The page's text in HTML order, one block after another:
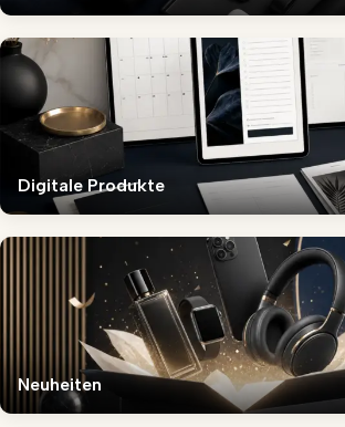
Digitale Produkte
Neuheiten